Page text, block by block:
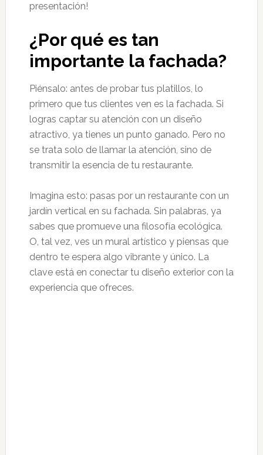
presentación!
¿Por qué es tan
importante la fachada?
Piénsalo: antes de probar tus platillos, lo
primero que tus clientes ven es la fachada. Si
logras captar su atención con un diseño
atractivo, ya tienes un punto ganado. Pero no
se trata solo de llamar la atención, sino de
transmitir la esencia de tu restaurante.
Imagina esto: pasas por un restaurante con un
jardín vertical en su fachada. Sin palabras, ya
sabes que promueve una filosofía ecológica.
O, tal vez, ves un mural artístico y piensas que
dentro te espera algo vibrante y único. La
clave está en conectar tu diseño exterior con la
experiencia que ofreces.